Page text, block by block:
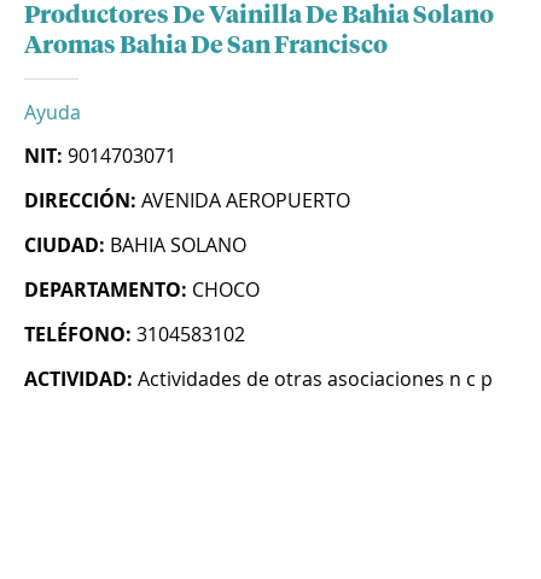
Productores De Vainilla De Bahia Solano
Aromas Bahia De San Francisco
Ayuda
NIT: 9014703071
DIRECCIÓN: AVENIDA AEROPUERTO
CIUDAD: BAHIA SOLANO
DEPARTAMENTO: CHOCO
TELÉFONO: 3104583102
ACTIVIDAD: Actividades de otras asociaciones n c p